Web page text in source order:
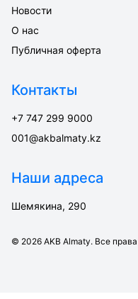
Новости
О нас
Публичная оферта
Контакты
+7 747 299 9000
001@akbalmaty.kz
Наши адреса
Шемякина, 290
© 2026 AKB Almaty. Все